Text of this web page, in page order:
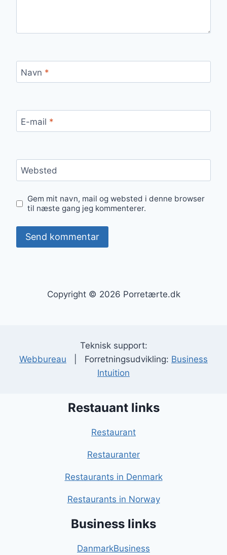
Navn *
E-mail *
Websted
Gem mit navn, mail og websted i denne browser
til næste gang jeg kommenterer.
Copyright © 2026 Porretærte.dk
Teknisk support:
Webbureau | Forretningsudvikling: Business
Intuition
Restauant links
Restaurant
Restauranter
Restaurants in Denmark
Restaurants in Norway
Business links
DanmarkBusiness